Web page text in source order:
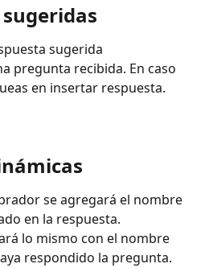
sugeridas
sugerida
pregunta recibida. En caso
en insertar respuesta.
se agregará el nombre
en la respuesta.
lo mismo con el nombre
respondido la pregunta.